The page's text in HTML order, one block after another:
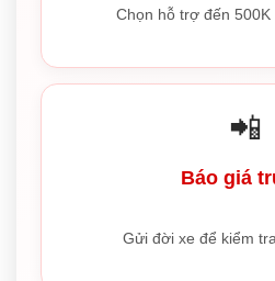
Chọn hỗ trợ đến 500K
📲
Báo giá
Gửi đời xe để kiểm